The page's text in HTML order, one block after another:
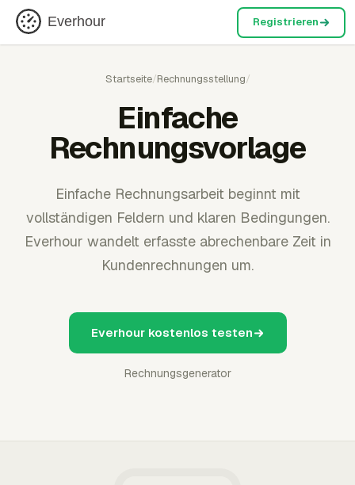
Everhour Registrieren
Startseite/Rechnungsstellung/
Einfache
Rechnungsvorlage
Einfache Rechnungsarbeit beginnt mit
vollständigen Feldern und klaren Bedingungen.
Everhour wandelt erfasste abrechenbare Zeit in
Kundenrechnungen um.
Everhour kostenlos testen
Rechnungsgenerator